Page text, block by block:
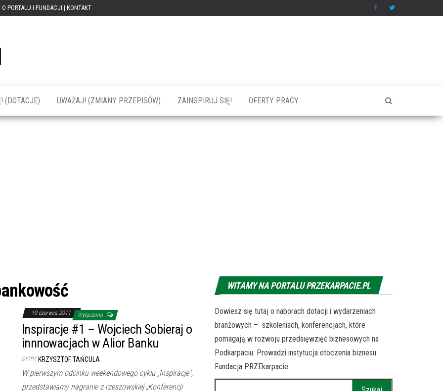
O PORTALU I FUNDACJI | KONTAKT
szkolenia dla
firm
(DOTACJE) UWAŻAJ! (ZMIANY PRZEPISÓW) ZAINSPIRUJ SIĘ! OFERTY PRACY
10 czerwca 2011 Wyłączono
Inspiracje #1 – Wojciech Sobieraj o
innnowacjach w Alior Banku
przez KRZYSZTOF TAŃCULA
W pierwszym odcinku weekendowego cyklu „Inspiracje”,
przedstawiamy nagranie z rzeszowskiej „Konferencji
WITAMY NA PORTALU PRZEKARPACIE.PL
Dowiesz się tutaj o naborach dotacji i wydarzeniach
branżowych – szkoleniach, konferencjach, które
pomagają w rozwoju przedsięwzięć biznesowych na
Podkarpaciu. Prowadzi instytucja otoczenia biznesu
Fundacja PRZEkarpacie.